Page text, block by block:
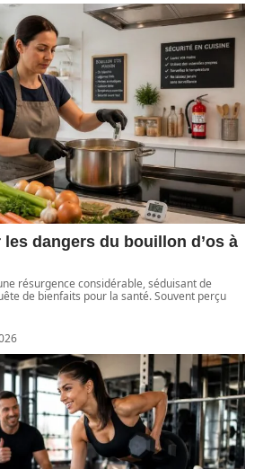
dangers du bouillon d’os à
résurgence considérable, séduisant de
de bienfaits pour la santé. Souvent perçu